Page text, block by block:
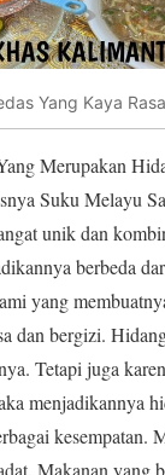
Yang Kaya
Merupakan
Suku Melayu
unik dan
berbeda
yang
dan bergizi.
Tetapi juga
menjadikannya
kesempatan.
Makanan yang